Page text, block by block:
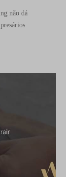
não dá